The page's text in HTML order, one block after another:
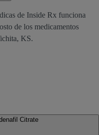
de Inside Rx funciona
de los medicamentos
KS.